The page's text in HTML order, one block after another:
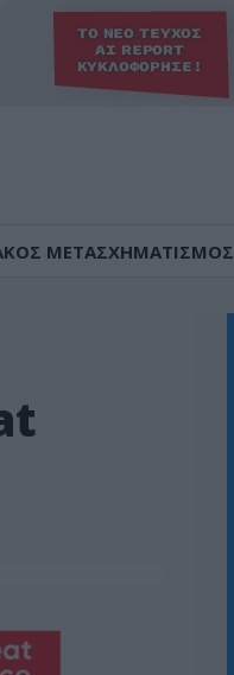
ΜΕΤΑΣΧΗΜΑΤΙΣΜΟΣ